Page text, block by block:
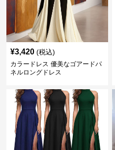
¥3,420 (税込)
カラードレス 優美なゴアードパ
ネルロングドレス